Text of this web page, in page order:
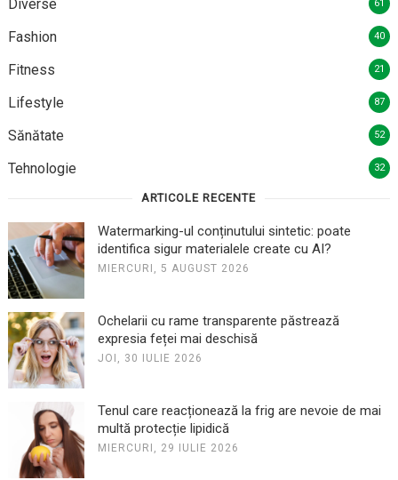
Diverse 61
Fashion 40
Fitness 21
Lifestyle 87
Sănătate 52
Tehnologie 32
ARTICOLE RECENTE
Watermarking-ul conținutului sintetic: poate
identifica sigur materialele create cu AI?
MIERCURI, 5 AUGUST 2026
Ochelarii cu rame transparente păstrează
expresia feței mai deschisă
JOI, 30 IULIE 2026
Tenul care reacționează la frig are nevoie de mai
multă protecție lipidică
MIERCURI, 29 IULIE 2026